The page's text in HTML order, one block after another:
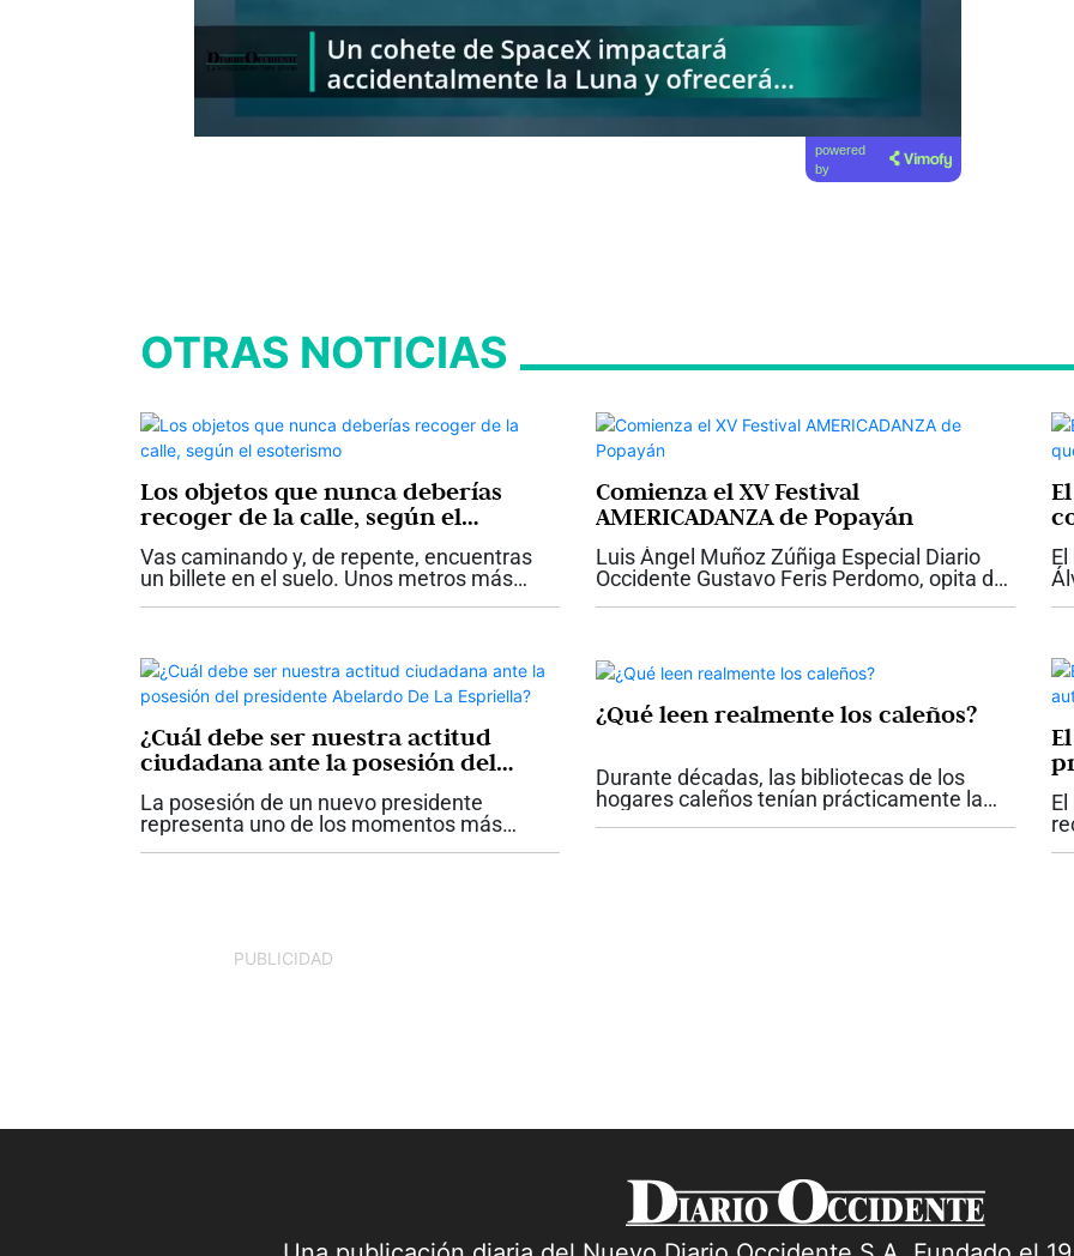
powered
by
OTRAS NOTICIAS
Los objetos que nunca deberías
recoger de la calle, según el
esoterismo
Vas caminando y, de repente, encuentras
un billete en el suelo. Unos metros más
adelante aparece una cadena de oro
perfecto estado...
Comienza el XV Festival
AMERICADANZA de Popayán
Luis Ángel Muñoz Zúñiga Especial Diario
Occidente Gustavo Feris Perdomo, opita de
nacimiento y payanés por adopción, muy
¿Cuál debe ser nuestra actitud
ciudadana ante la posesión del
presidente Abelardo De La Espriella?
La posesión de un nuevo presidente
representa uno de los momentos más
importantes para una democracia. Más allá
¿Qué leen realmente los caleños?
Durante décadas, las bibliotecas de los
hogares caleños tenían prácticamente la
PUBLICIDAD